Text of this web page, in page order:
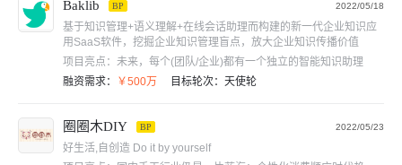
Baklib BP 2022/05/18
基于知识管理+语义理解+在线会话助理而构建的新一代企业知识应
用SaaS软件，挖掘企业知识管理盲点，放大企业知识传播价值
项目亮点： 未来，每个(团队/企业)都有一个独立的智能知识助理
融资需求：
￥500万 目标轮次： 天使轮
圈圈木DIY BP 2022/05/23
好生活,自创造 Do it by yourself